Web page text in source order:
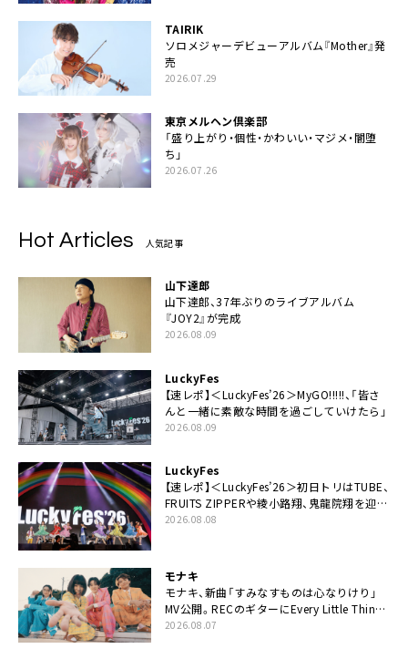
TAIRIK
ソロメジャーデビューアルバム『Mother』発
売
2026.07.29
東京メルヘン倶楽部
「盛り上がり・個性・かわいい・マジメ・闇堕
ち」
2026.07.26
Hot Articles 人気記事
山下達郎
山下達郎、37年ぶりのライブアルバム
『JOY2』が完成
2026.08.09
LuckyFes
【速レポ】＜LuckyFes’26＞MyGO!!!!!、「皆さ
んと一緒に素敵な時間を過ごしていけたら」
2026.08.09
LuckyFes
【速レポ】＜LuckyFes’26＞初日トリはTUBE、
FRUITS ZIPPERや綾小路翔、鬼龍院翔を迎え
た豪華コラボも「知ってたらぜひ一緒に歌っ
2026.08.08
モナキ
モナキ、新曲「すみなすものは心なりけり」
MV公開。RECのギターにEvery Little Thing・
伊藤一朗参加も
2026.08.07